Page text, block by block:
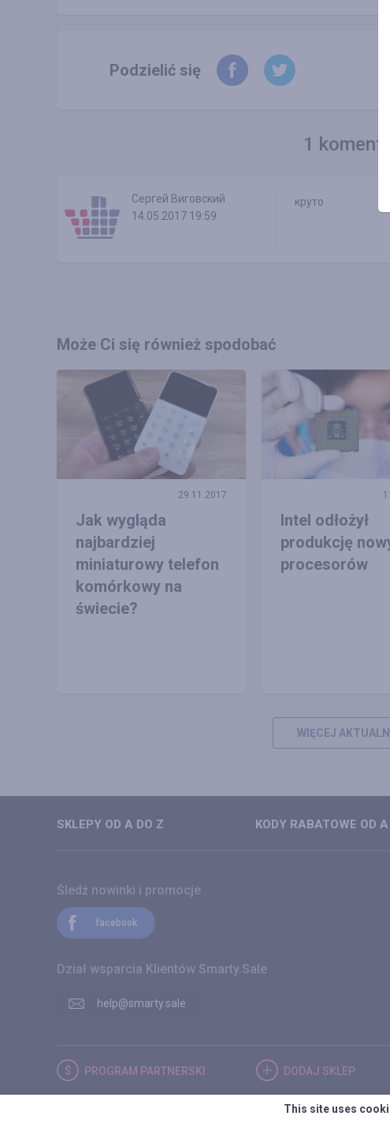
Podzielić się
1
Сергей Виговский
14.05.2017 19:59
круто
Może Ci się również spodobać
29.11.2017
Jak wygląda
najbardziej
miniaturowy telefon
komórkowy na
świecie?
Intel odłożył
produkcję
procesorów
WIĘCEJ
SKLEPY OD A DO Z KODY RABATOWE OD
Śledź nowinki i promocje
facebook
Dział wsparcia Klientów Smarty.Sale
help@smarty.sale
PROGRAM PARTNERSKI DODAJ SKLEP
This site uses